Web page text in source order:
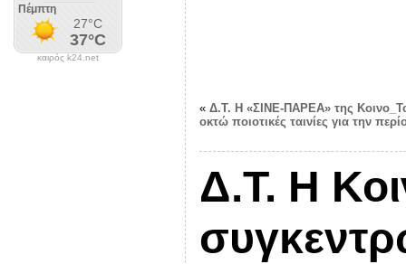
καιρός k24.net
« Δ.Τ. Η «ΣΙΝΕ-ΠΑΡΕΑ» της
οκτώ ποιοτικές ταινίες για την
Δ.Τ. Η